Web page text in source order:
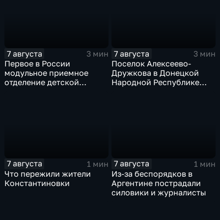
7 августа
3 мин
Первое в России
модульное приемное
отделение детской
7 августа
3 мин
Поселок Алексеево-
Дружкова в Донецкой
Народной Республике
7 августа
1 мин
Что пережили жители
Константиновки
7 августа
1 мин
Из-за беспорядков в
Аргентине пострадали
силовики и журналисты